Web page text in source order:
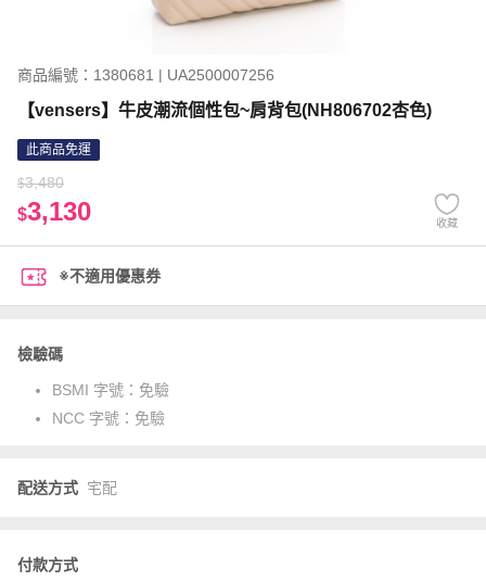
商品編號：1380681 | UA2500007256
【vensers】牛皮潮流個性包~肩背包(NH806702杏色)
此商品免運
$3,480
$3,130 收藏
※不適用優惠券
檢驗碼
BSMI 字號： 免驗
NCC 字號： 免驗
配送方式 宅配
付款方式